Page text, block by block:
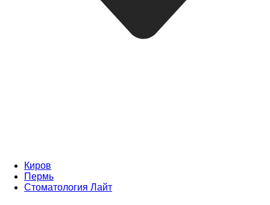
Киров
Пермь
Стоматология Лайт